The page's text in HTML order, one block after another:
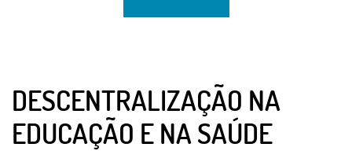
DESCENTRALIZAÇÃO NA
EDUCAÇÃO E NA SAÚDE